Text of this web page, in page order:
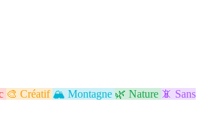
🎨 Créatif 🏔️ Montagne 🌿 Nature 📵 Sans